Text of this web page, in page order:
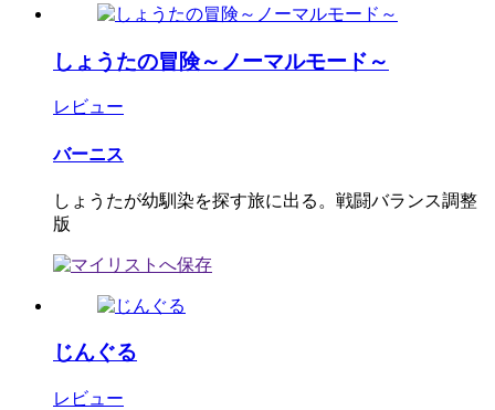
しょうたの冒険～ノーマルモード～
レビュー
バーニス
しょうたが幼馴染を探す旅に出る。戦闘バランス調整
版
じんぐる
レビュー